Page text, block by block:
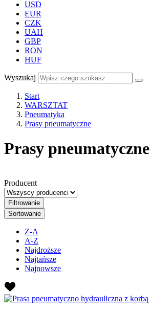
USD
EUR
CZK
UAH
GBP
RON
HUF
Wyszukaj
Start
WARSZTAT
Pneumatyka
Prasy pneumatyczne
Prasy pneumatyczne
Producent
Filtrowanie
Sortowanie
Z-A
A-Z
Najdroższe
Najtańsze
Najnowsze